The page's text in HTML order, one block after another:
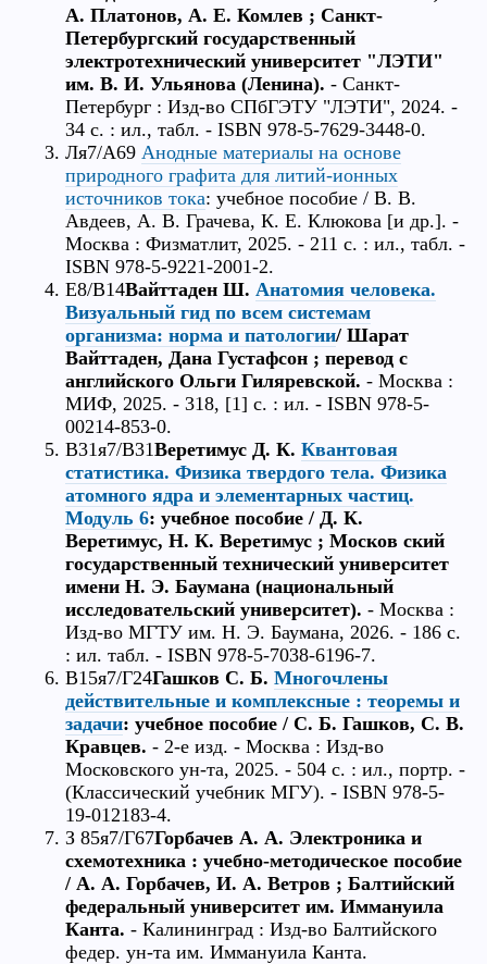
А. Платонов, А. Е. Комлев ; Санкт-
Петербургский государственный
электротехнический университет "ЛЭТИ"
им. В. И. Ульянова (Ленина). - Санкт-
Петербург : Изд-во СПбГЭТУ "ЛЭТИ", 2024. -
34 с. : ил., табл. - ISBN 978-5-7629-3448-0.
Ля7/А69 Анодные материалы на основе
природного графита для литий-ионных
источников тока: учебное пособие / В. В.
Авдеев, А. В. Грачева, К. Е. Клюкова [и др.]. -
Москва : Физматлит, 2025. - 211 с. : ил., табл. -
ISBN 978-5-9221-2001-2.
Е8/В14Вайттаден Ш. Анатомия человека.
Визуальный гид по всем системам
организма: норма и патологии/ Шарат
Вайттаден, Дана Густафсон ; перевод с
английского Ольги Гиляревской. - Москва :
МИФ, 2025. - 318, [1] с. : ил. - ISBN 978-5-
00214-853-0.
В31я7/В31Веретимус Д. К. Квантовая
статистика. Физика твердого тела. Физика
атомного ядра и элементарных частиц.
Модуль 6: учебное пособие / Д. К.
Веретимус, Н. К. Веретимус ; Москов ский
государственный технический университет
имени Н. Э. Баумана (национальный
исследовательский университет). - Москва :
Изд-во МГТУ им. Н. Э. Баумана, 2026. - 186 с.
: ил. табл. - ISBN 978-5-7038-6196-7.
В15я7/Г24Гашков С. Б. Многочлены
действительные и комплексные : теоремы и
задачи: учебное пособие / С. Б. Гашков, С. В.
Кравцев. - 2-е изд. - Москва : Изд-во
Московского ун-та, 2025. - 504 с. : ил., портр. -
(Классический учебник МГУ). - ISBN 978-5-
19-012183-4.
З 85я7/Г67Горбачев А. А. Электроника и
схемотехника : учебно-методическое пособие
/ А. А. Горбачев, И. А. Ветров ; Балтийский
федеральный университет им. Иммануила
Канта. - Калининград : Изд-во Балтийского
федер. ун-та им. Иммануила Канта.